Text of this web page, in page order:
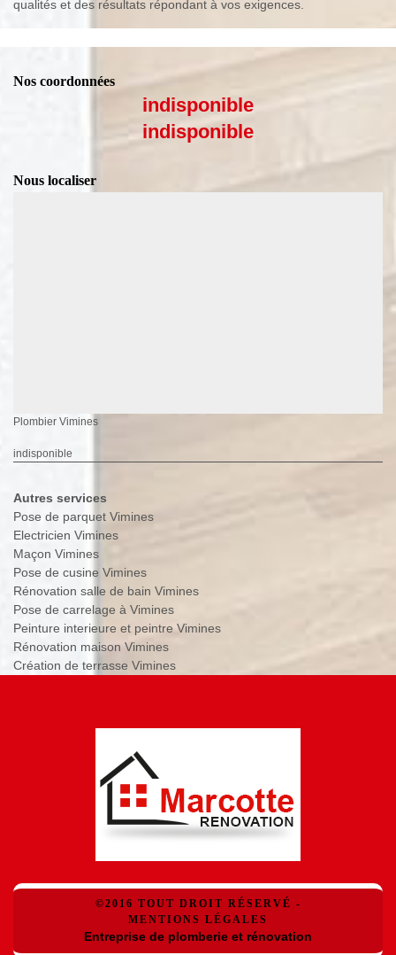
qualités et des résultats répondant à vos exigences.
Nos coordonnées
indisponible
indisponible
Nous localiser
Plombier Vimines
indisponible
Autres services
Pose de parquet Vimines
Electricien Vimines
Maçon Vimines
Pose de cusine Vimines
Rénovation salle de bain Vimines
Pose de carrelage à Vimines
Peinture interieure et peintre Vimines
Rénovation maison Vimines
Création de terrasse Vimines
©2016 TOUT DROIT RÉSERVÉ -
MENTIONS LÉGALES
Entreprise de plomberie et rénovation